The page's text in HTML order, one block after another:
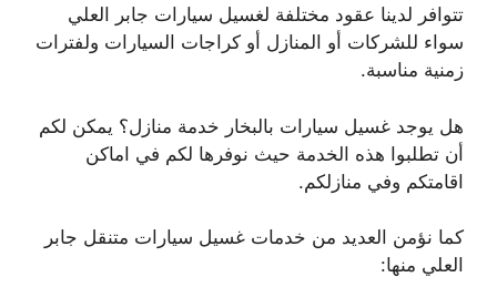
تتوافر لدينا عقود مختلفة لغسيل سيارات جابر العلي
سواء للشركات أو المنازل أو كراجات السيارات ولفترات
زمنية مناسبة.
هل يوجد غسيل سيارات بالبخار خدمة منازل؟ يمكن لكم
أن تطلبوا هذه الخدمة حيث نوفرها لكم في اماكن
اقامتكم وفي منازلكم.
كما نؤمن العديد من خدمات غسيل سيارات متنقل جابر
العلي منها: